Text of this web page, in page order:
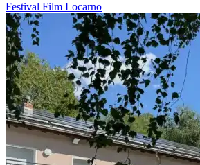
Festival Film Locarno